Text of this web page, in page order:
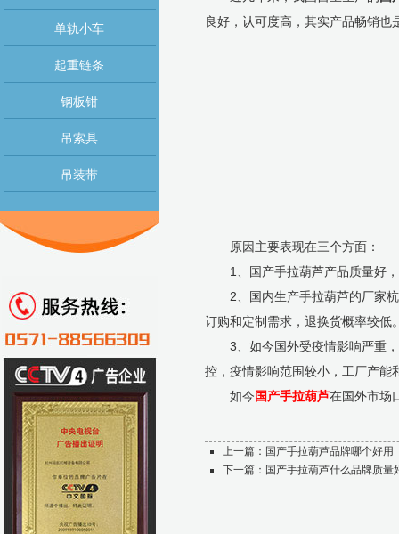
单轨小车
起重链条
钢板钳
吊索具
吊装带
良好，认可度高，其实产品畅销也
原因主要表现在三个方面：
1、国产手拉葫芦产品质量好，
2、国内生产手拉葫芦的厂家杭
订购和定制需求，退换货概率较低
3、如今国外受疫情影响严重，
控，疫情影响范围较小，工厂产能
如今国产手拉葫芦在国外市场
上一篇： 国产手拉葫芦品牌哪个好用
下一篇： 国产手拉葫芦什么品牌质量